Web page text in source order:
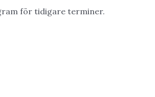
för tidigare terminer.